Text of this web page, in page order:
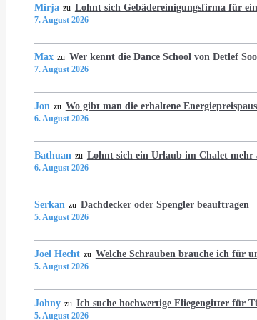
Mirja zu Lohnt sich Gebädereinigungsfirma für
7. August 2026
Max zu Wer kennt die Dance School von Detlef
7. August 2026
Jon zu Wo gibt man die erhaltene
6. August 2026
Bathuan zu Lohnt sich ein Urlaub im Chalet mehr
6. August 2026
Serkan zu Dachdecker oder Spengler beauftragen
5. August 2026
Joel Hecht zu Welche Schrauben brauche ich für
5. August 2026
Johny zu Ich suche hochwertige Fliegengitter für
5. August 2026